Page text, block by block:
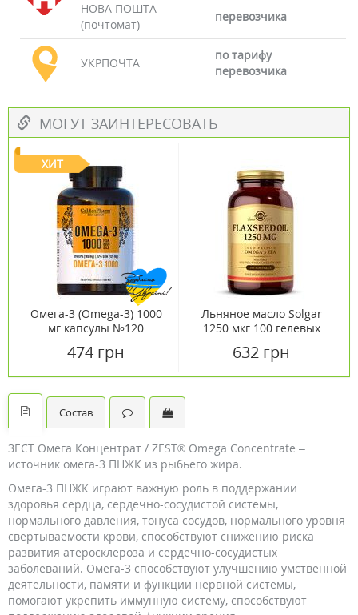
НОВА ПОШТА
(почтомат)
перевозчика
УКРПОЧТА
по тарифу
перевозчика
МОГУТ ЗАИНТЕРЕСОВАТЬ
ХИТ
Омега-3 (Omega-3) 1000
мг капсулы №120
474 грн
Льняное масло Solgar
1250 мкг 100 гелевых
632 грн
Состав
ЗЕСТ Омега Концентрат / ZEST® Omega Concentrate –
источник омега-3 ПНЖК из рыбьего жира.
Омега-3 ПНЖК играют важную роль в поддержании
здоровья сердца, сердечно-сосудистой системы,
нормального давления, тонуса сосудов, нормального уровня
свертываемости крови, способствуют снижению риска
развития атеросклероза и сердечно-сосудистых
заболеваний. Омега-3 способствуют улучшению умственной
деятельности, памяти и функции нервной системы,
помогают укрепить иммунную систему, способствуют